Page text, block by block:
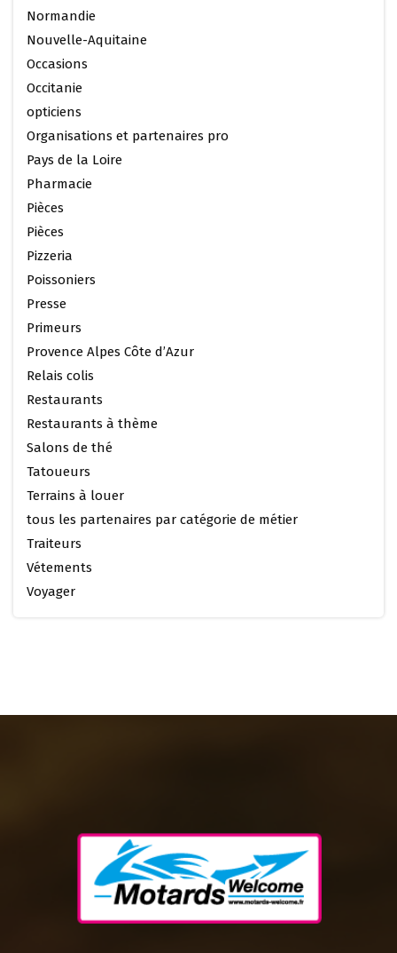
Normandie
Nouvelle-Aquitaine
Occasions
Occitanie
opticiens
Organisations et partenaires pro
Pays de la Loire
Pharmacie
Pièces
Pièces
Pizzeria
Poissoniers
Presse
Primeurs
Provence Alpes Côte d’Azur
Relais colis
Restaurants
Restaurants à thème
Salons de thé
Tatoueurs
Terrains à louer
tous les partenaires par catégorie de métier
Traiteurs
Vétements
Voyager